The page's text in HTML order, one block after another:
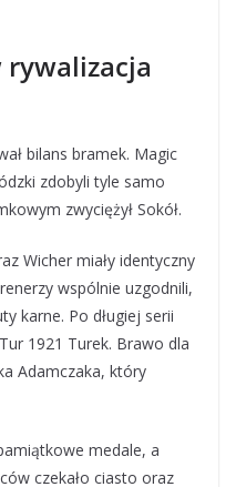
rywalizacja
bilans bramek. Magic
zdobyli tyle samo
zwyciężył Sokół.
Wicher miały identyczny
wspólnie uzgodnili,
karne. Po długiej serii
1921 Turek. Brawo dla
Adamczaka, który
medale, a
czekało ciasto oraz